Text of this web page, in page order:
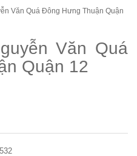
Văn Quá Đông Hưng Thuận Quận
Văn Quá
Quận 12